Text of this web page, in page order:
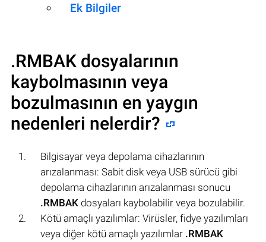
Ek Bilgiler
.RMBAK dosyalarının
kaybolmasının veya
bozulmasının en yaygın
nedenleri nelerdir?
Bilgisayar veya depolama cihazlarının
arızalanması: Sabit disk veya USB sürücü gibi
depolama cihazlarının arızalanması sonucu
.RMBAK dosyaları kaybolabilir veya bozulabilir.
Kötü amaçlı yazılımlar: Virüsler, fidye yazılımları
veya diğer kötü amaçlı yazılımlar .RMBAK